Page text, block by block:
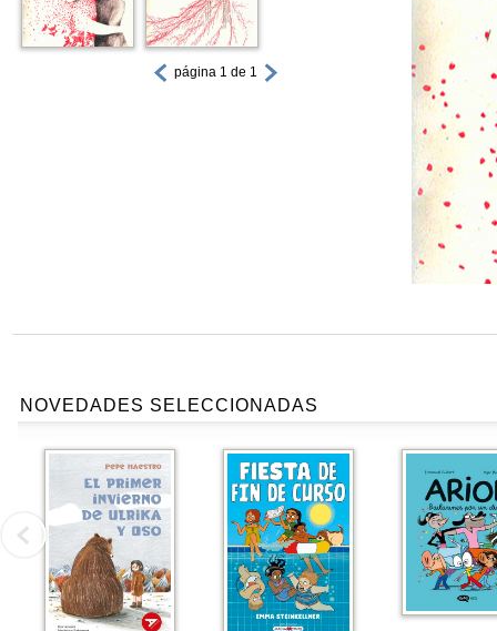
página 1 de 1
NOVEDADES SELECCIONADAS